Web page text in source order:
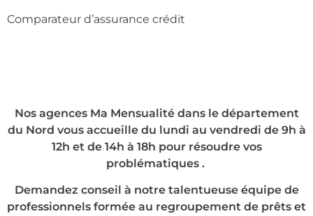
Comparateur d’assurance crédit
Nos agences Ma Mensualité dans le département
du Nord vous accueille du lundi au vendredi de 9h à
12h et de 14h à 18h pour résoudre vos
problématiques .
Demandez conseil à notre talentueuse équipe de
professionnels formée au regroupement de prêts et